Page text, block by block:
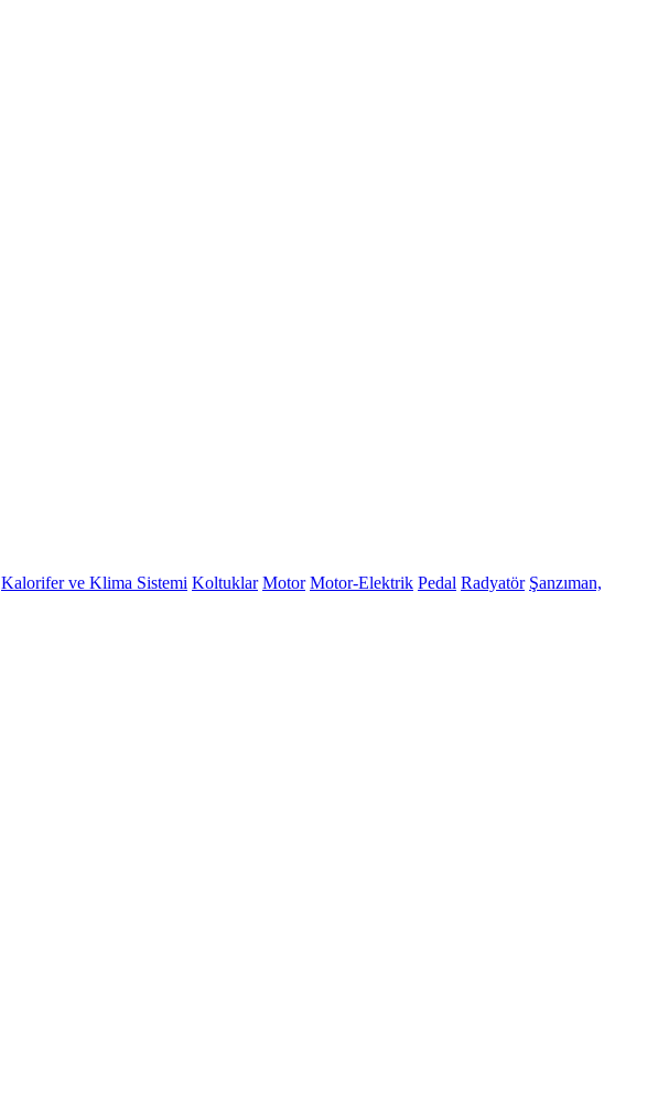
Kalorifer ve Klima Sistemi Koltuklar Motor Motor-Elektrik Pedal Radyatör Şanzıman,